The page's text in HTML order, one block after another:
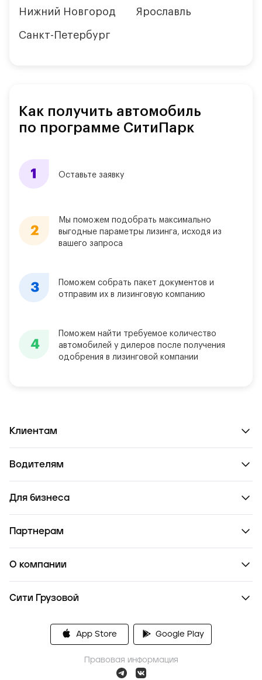
Нижний Новгород
Санкт-Петербург
Ярославль
Как получить автомобиль
по программе СитиПарк
Оставьте заявку
Мы поможем подобрать максимально
выгодные параметры лизинга, исходя из
вашего запроса
Поможем собрать пакет документов и
отправим их в лизинговую компанию
Поможем найти требуемое количество
автомобилей у дилеров после получения
одобрения в лизинговой компании
Клиентам
Водителям
Для бизнеса
Партнерам
О компании
Сити Грузовой
App Store Google Play
Правовая информация